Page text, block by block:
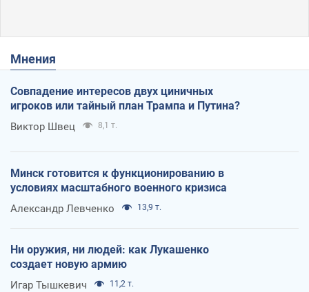
Мнения
Совпадение интересов двух циничных
игроков или тайный план Трампа и Путина?
Виктор Швец 8,1 т.
Минск готовится к функционированию в
условиях масштабного военного кризиса
Александр Левченко 13,9 т.
Ни оружия, ни людей: как Лукашенко
создает новую армию
Игар Тышкевич 11,2 т.